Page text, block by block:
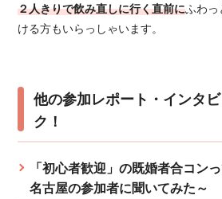
２人きりで飲み直しに行く直前にふわっ
ける方もいらっしゃいます。
他の参加レポート・インタ
ク！
「初心者歓迎」の既婚者合コン
名古屋の参加者に聞いてみた～